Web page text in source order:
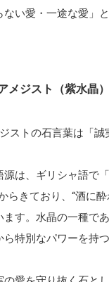
ない愛・一途な愛」
メジスト（紫水晶）
ストの石言葉は「誠
源は、ギリシャ語で
らきており、“酒に
ます。水晶の一種で
ら特別なパワーを持